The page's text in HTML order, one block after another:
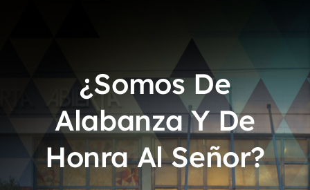
¿Somos De
Alabanza Y De
Honra Al Señor?